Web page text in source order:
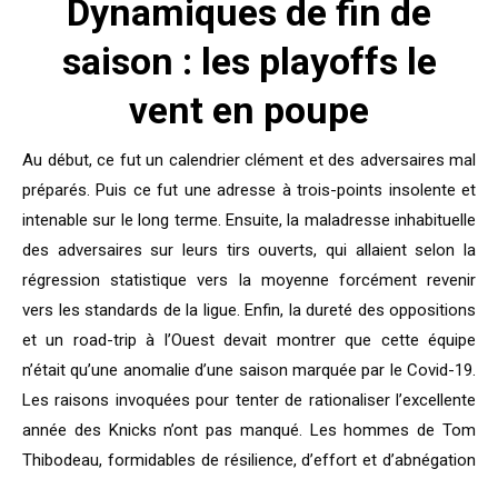
Dynamiques de fin de
saison : les playoffs le
vent en poupe
Au début, ce fut un calendrier clément et des adversaires mal
préparés. Puis ce fut une adresse à trois-points insolente et
intenable sur le long terme. Ensuite, la maladresse inhabituelle
des adversaires sur leurs tirs ouverts, qui allaient selon la
régression statistique vers la moyenne forcément revenir
vers les standards de la ligue. Enfin, la dureté des oppositions
et un road-trip à l’Ouest devait montrer que cette équipe
n’était qu’une anomalie d’une saison marquée par le Covid-19.
Les raisons invoquées pour tenter de rationaliser l’excellente
année des Knicks n’ont pas manqué. Les hommes de Tom
Thibodeau, formidables de résilience, d’effort et d’abnégation